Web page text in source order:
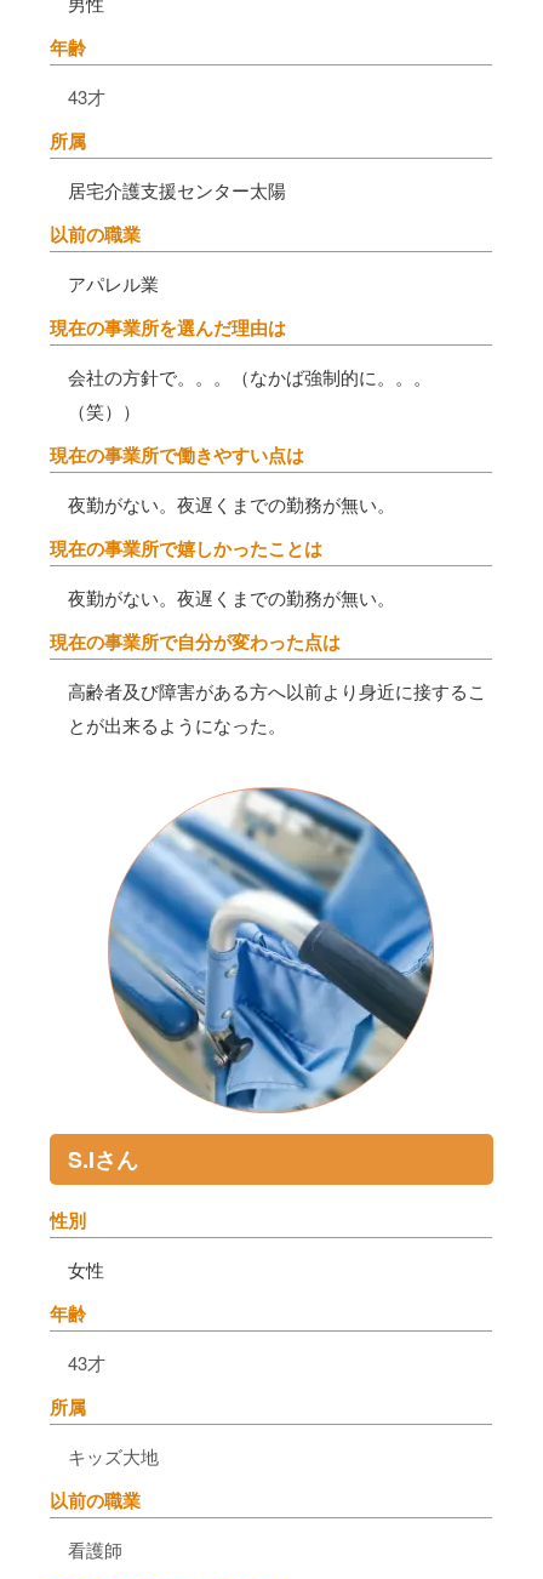
年齢
43才
所属
居宅介護支援センター太陽
以前の職業
アパレル業
現在の事業所を選んだ理由は
会社の方針で。。。（なかば強制的に。。。
（笑））
現在の事業所で働きやすい点は
夜勤がない。夜遅くまでの勤務が無い。
現在の事業所で嬉しかったことは
夜勤がない。夜遅くまでの勤務が無い。
現在の事業所で自分が変わった点は
高齢者及び障害がある方へ以前より身近に接するこ
とが出来るようになった。
S.Iさん
性別
女性
年齢
43才
所属
キッズ大地
以前の職業
看護師